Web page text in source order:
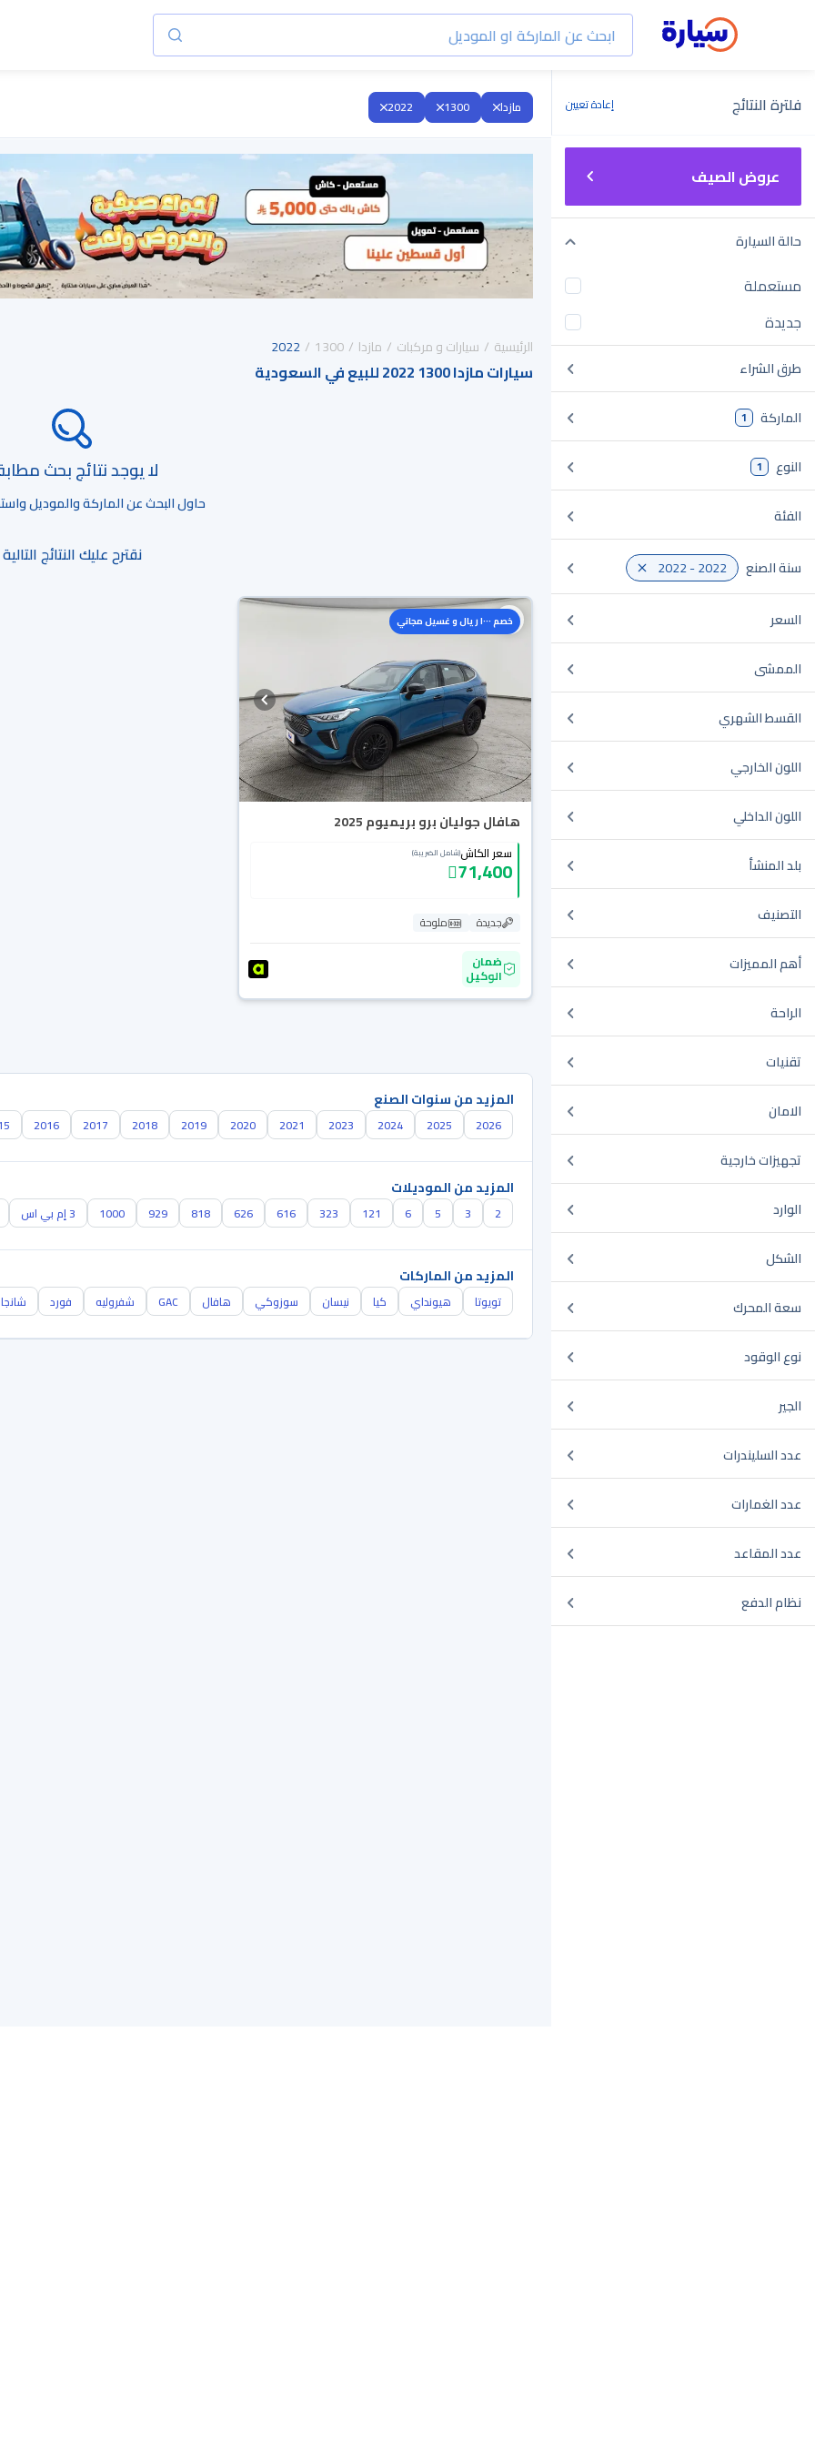
فلترة النتائج إعادة تعيين
عروض الصيف
حالة السيارة
مستعملة
جديدة
طرق الشراء
الماركة 1
النوع 1
الفئة
سنة الصنع 2022 - 2022
السعر
الممشى
القسط الشهري
اللون الخارجي
اللون الداخلي
بلد المنشأ
التصنيف
أهم المميزات
الراحة
تقنيات
الامان
تجهيزات خارجية
الوارد
الشكل
سعة المحرك
نوع الوقود
الجير
عدد السليندرات
عدد الغمارات
عدد المقاعد
نظام الدفع
مازدا 1300
2022
الرئيسية سيارات و مركبات مازدا 1300
2022
سيارات مازدا 1300 2022 للبيع في السعودية
لا يوجد نتائج بحث
حاول البحث عن الماركة والموديل
نقترح عليك النتائج التالية
خصم ١٠٠٠ ريال و غسيل مجاني
هافال جوليان برو بريميوم 2025
سعر الكاش(شامل الضريبة)
71,400
جديدة
ملوحة
ضمان
الوكيل
المزيد من سنوات الصنع
2026
2025
2024
2023
2021
2020
2019
2018
2017
2016
المزيد من الموديلات
2
3
5
6
121
323
616
626
818
929
1000 3 إم بي اس
المزيد من الماركات
تويوتا هيونداي كيا نيسان سوزوكي هافال GAC شفروليه فورد